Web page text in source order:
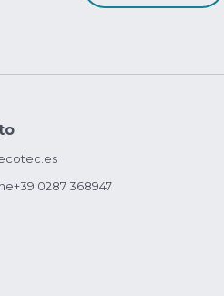
+39 0287 368947